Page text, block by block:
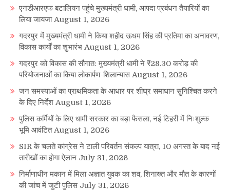
एनडीआरएफ बटालियन पहुंचे मुख्यमंत्री धामी, आपदा प्रबंधन तैयारियों का
लिया जायजा August 1, 2026
गदरपुर में मुख्यमंत्री धामी ने किया शहीद ऊधम सिंह की प्रतिमा का अनावरण,
विकास कार्यों का शुभारंभ August 1, 2026
गदरपुर को विकास की सौगात: मुख्यमंत्री धामी ने ₹28.30 करोड़ की
परियोजनाओं का किया लोकार्पण-शिलान्यास August 1, 2026
जन समस्याओं का प्राथमिकता के आधार पर शीघ्र समाधान सुनिश्चित करने
के दिए निर्देश August 1, 2026
पुलिस कर्मियों के लिए धामी सरकार का बड़ा फैसला, नई टिहरी में निःशुल्क
भूमि आवंटित August 1, 2026
SIR के चलते कांग्रेस ने टाली परिवर्तन संकल्प यात्रा, 10 अगस्त के बाद नई
तारीखों का होगा ऐलान July 31, 2026
निर्माणाधीन मकान में मिला अज्ञात युवक का शव, शिनाख्त और मौत के कारणों
की जांच में जुटी पुलिस July 31, 2026